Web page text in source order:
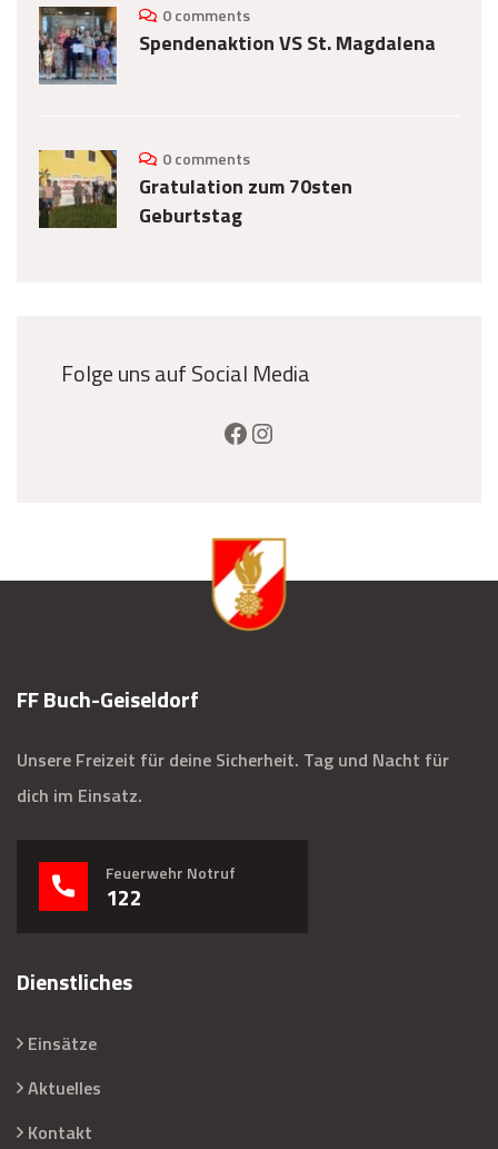
0 comments
Spendenaktion VS St. Magdalena
0 comments
Gratulation zum 70sten
Geburtstag
Folge uns auf Social Media
FF Buch-Geiseldorf
Unsere Freizeit für deine Sicherheit. Tag und Nacht für
dich im Einsatz.
Feuerwehr Notruf
122
Dienstliches
Einsätze
Aktuelles
Kontakt